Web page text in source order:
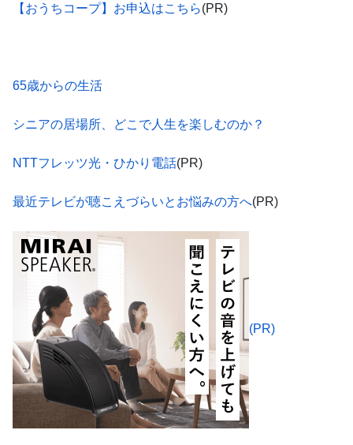
【おうちコープ】お申込はこちら(PR)
65歳からの生活
シニアの居場所、どこで人生を楽しむのか？
NTTフレッツ光・ひかり電話(PR)
最近テレビが聴こえづらいとお悩みの方へ(PR)
(PR)